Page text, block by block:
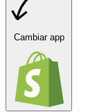
Cambiar app